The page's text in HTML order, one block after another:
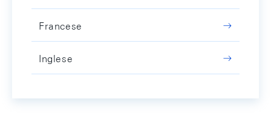
Francese
Inglese